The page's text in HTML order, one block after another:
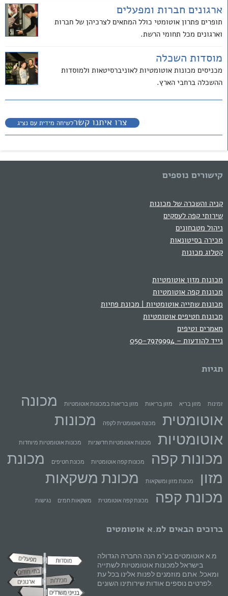
ארגונים חברות ומפעלים
תופרים פתרון אוטומטי כולל המתאים לצרכיהן של חברות
וארגונים מכל תחומי הרשת.
מוסדות השכלה
מכניסים מכונות אוטומטיות לאוניברסיטאות ולמוסדות
ההשכלה ברחבי הארץ.
צרו איתנו קשרלשיחה מידית עם נציג
קישורים נוספים
קניה והשכרה של מכונות
שירותי קפה לעסקים
ניהול מטבחונים
מכירה בסיטונאות
קטלוג מכונות
מכונות מזון אוטומטיות
מכונות קפה אוטומטיות
מכונות שתייה אוטומטיות | מכונת פחיות
מכונות חטיפים אוטומטיות
מאמרים וטיפים
נייד להודעות – 050-7979994
תגיות
זמינות מזון בריא מזון בריאות מזון בריאות במכונות אוטומטיות
מכונה
אוטומטית
מכונה אוטומטית לקפה
מכונות
אוטומטיות
מכונות אוטומטיות חדשניות מכונות אוטומטיות מיוחדות
מכונות קפה מכונות קפה אוטומטיות מכונת חטיפים
מכונת
מזון
מכונת מזון ומשקאות
מכונת משקאות
מכונת קפה
מכונת קפה אוטומטית משקאות חמים נגישות
ברוכים הבאים למ.א אוטומטים
מ.א אוטומטים בע"מ הנה החברה הגדולה
בישראל למכונות אוטומטיות לשתייה
ומאכל. אתם מוזמנים לפנות אלינו בכל עת
לפרטים נוספים אודות שירותינו השונים.